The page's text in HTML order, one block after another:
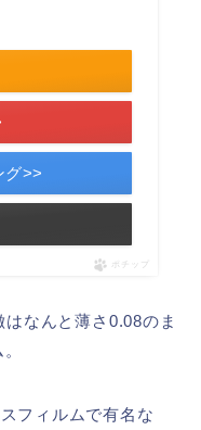
グ>>
ポチップ
はなんと薄さ0.08のま
フィルムで有名な